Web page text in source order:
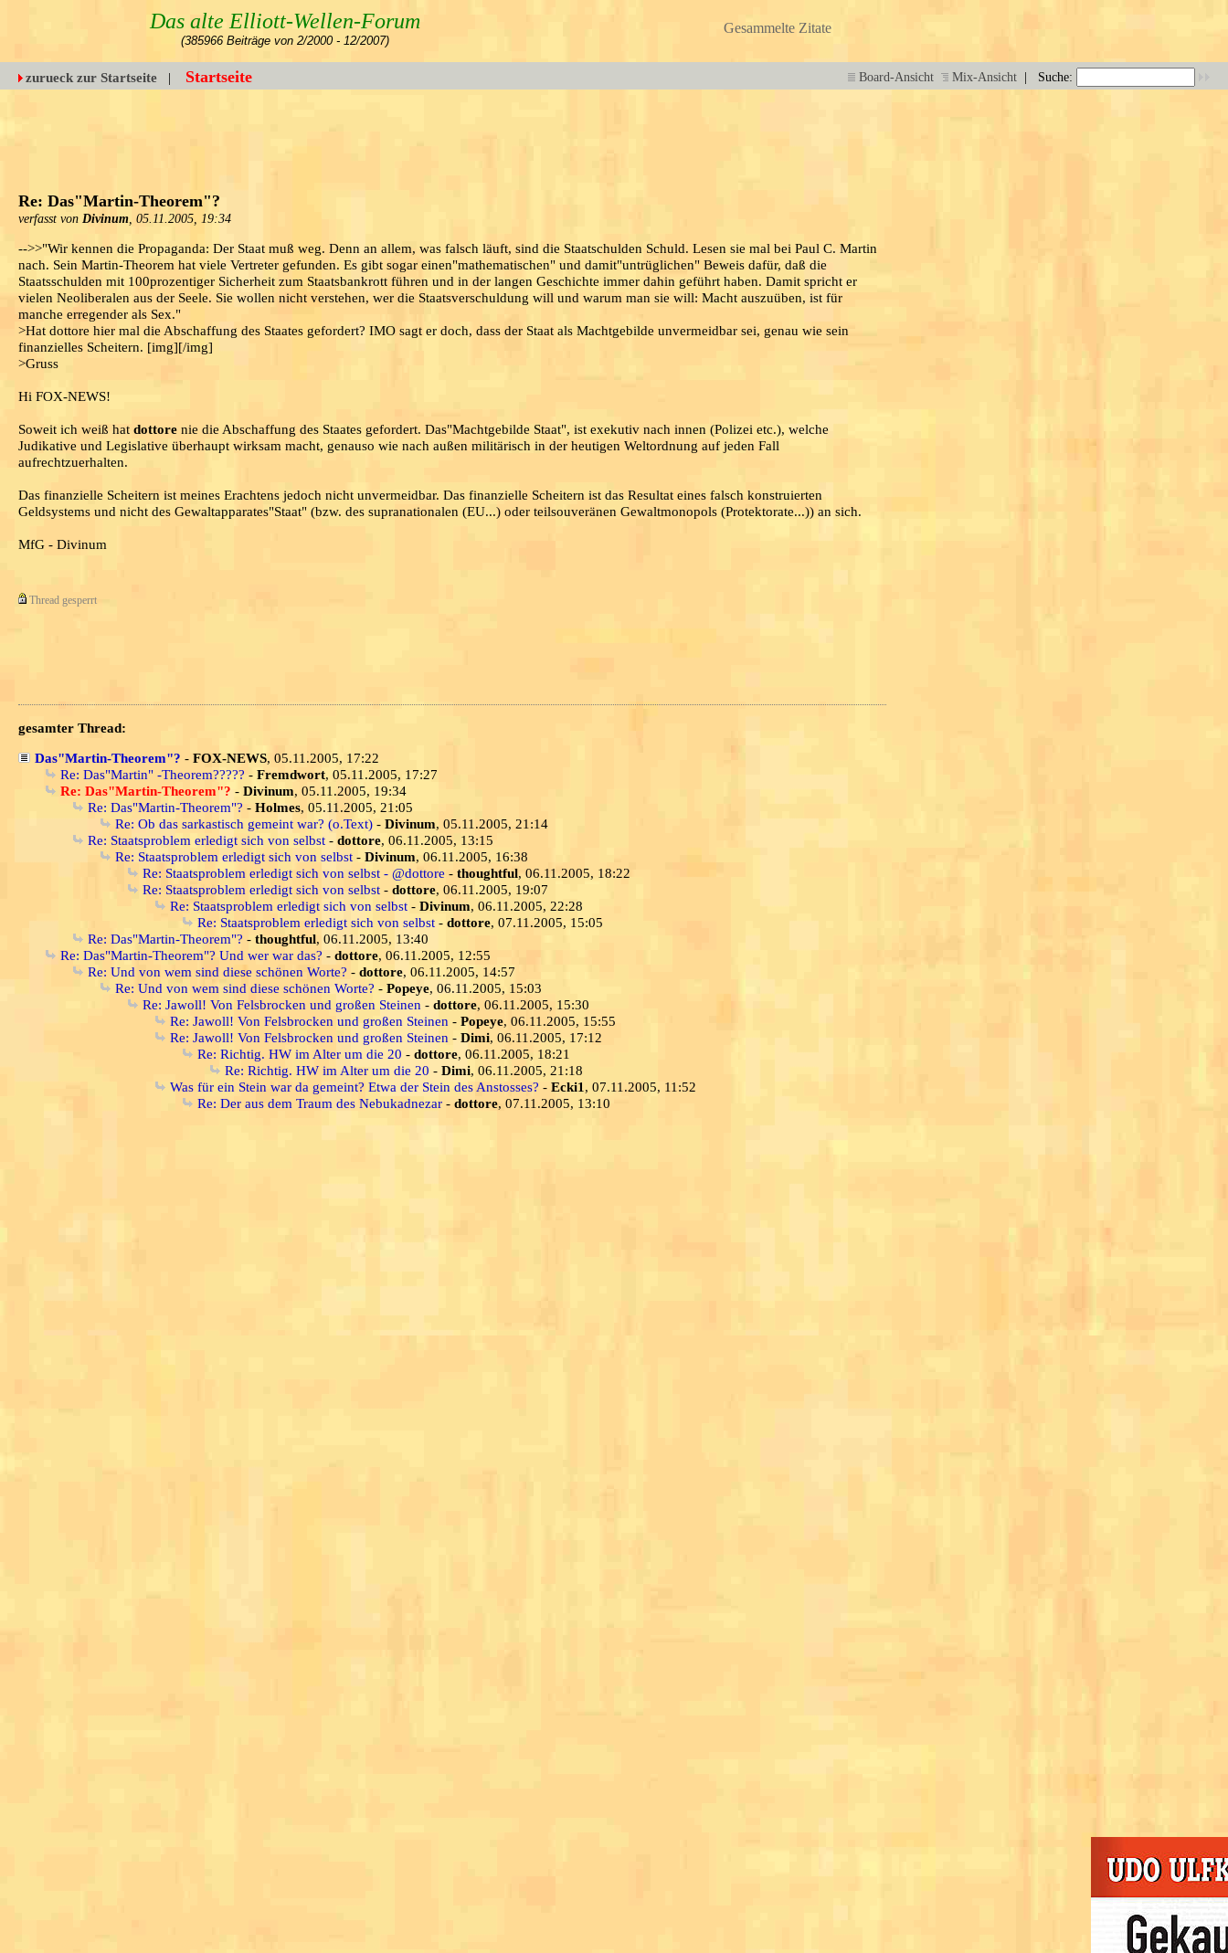
Das alte Elliott-Wellen-Forum
(385966 Beiträge von 2/2000 - 12/2007)
Gesammelte Zitate
zurueck zur Startseite | Startseite Board-Ansicht Mix-Ansicht | Suche:
Re: Das"Martin-Theorem"?
verfasst von Divinum, 05.11.2005, 19:34
-->>"Wir kennen die Propaganda: Der Staat muß weg. Denn an allem, was falsch läuft, sind die Staatschulden Schuld. Lesen sie mal bei Paul C. Martin
nach. Sein Martin-Theorem hat viele Vertreter gefunden. Es gibt sogar einen"mathematischen" und damit"untrüglichen" Beweis dafür, daß die
Staatsschulden mit 100prozentiger Sicherheit zum Staatsbankrott führen und in der langen Geschichte immer dahin geführt haben. Damit spricht er
vielen Neoliberalen aus der Seele. Sie wollen nicht verstehen, wer die Staatsverschuldung will und warum man sie will: Macht auszuüben, ist für
manche erregender als Sex."
>Hat dottore hier mal die Abschaffung des Staates gefordert? IMO sagt er doch, dass der Staat als Machtgebilde unvermeidbar sei, genau wie sein
finanzielles Scheitern. [img][/img]
>Gruss
Hi FOX-NEWS!
Soweit ich weiß hat dottore nie die Abschaffung des Staates gefordert. Das"Machtgebilde Staat", ist exekutiv nach innen (Polizei etc.), welche
Judikative und Legislative überhaupt wirksam macht, genauso wie nach außen militärisch in der heutigen Weltordnung auf jeden Fall
aufrechtzuerhalten.
Das finanzielle Scheitern ist meines Erachtens jedoch nicht unvermeidbar. Das finanzielle Scheitern ist das Resultat eines falsch konstruierten
Geldsystems und nicht des Gewaltapparates"Staat" (bzw. des supranationalen (EU...) oder teilsouveränen Gewaltmonopols (Protektorate...)) an sich.
MfG - Divinum
Thread gesperrt
gesamter Thread:
Das"Martin-Theorem"? - FOX-NEWS, 05.11.2005, 17:22
Re: Das"Martin" -Theorem????? - Fremdwort, 05.11.2005, 17:27
Re: Das"Martin-Theorem"? - Divinum, 05.11.2005, 19:34
Re: Das"Martin-Theorem"? - Holmes, 05.11.2005, 21:05
Re: Ob das sarkastisch gemeint war? (o.Text) - Divinum, 05.11.2005, 21:14
Re: Staatsproblem erledigt sich von selbst - dottore, 06.11.2005, 13:15
Re: Staatsproblem erledigt sich von selbst - Divinum, 06.11.2005, 16:38
Re: Staatsproblem erledigt sich von selbst - @dottore - thoughtful, 06.11.2005, 18:22
Re: Staatsproblem erledigt sich von selbst - dottore, 06.11.2005, 19:07
Re: Staatsproblem erledigt sich von selbst - Divinum, 06.11.2005, 22:28
Re: Staatsproblem erledigt sich von selbst - dottore, 07.11.2005, 15:05
Re: Das"Martin-Theorem"? - thoughtful, 06.11.2005, 13:40
Re: Das"Martin-Theorem"? Und wer war das? - dottore, 06.11.2005, 12:55
Re: Und von wem sind diese schönen Worte? - dottore, 06.11.2005, 14:57
Re: Und von wem sind diese schönen Worte? - Popeye, 06.11.2005, 15:03
Re: Jawoll! Von Felsbrocken und großen Steinen - dottore, 06.11.2005, 15:30
Re: Jawoll! Von Felsbrocken und großen Steinen - Popeye, 06.11.2005, 15:55
Re: Jawoll! Von Felsbrocken und großen Steinen - Dimi, 06.11.2005, 17:12
Re: Richtig. HW im Alter um die 20 - dottore, 06.11.2005, 18:21
Re: Richtig. HW im Alter um die 20 - Dimi, 06.11.2005, 21:18
Was für ein Stein war da gemeint? Etwa der Stein des Anstosses? - Ecki1 , 07.11.2005, 11:52
Re: Der aus dem Traum des Nebukadnezar - dottore, 07.11.2005, 13:10